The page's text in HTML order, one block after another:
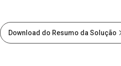
Download do Resumo da Solução